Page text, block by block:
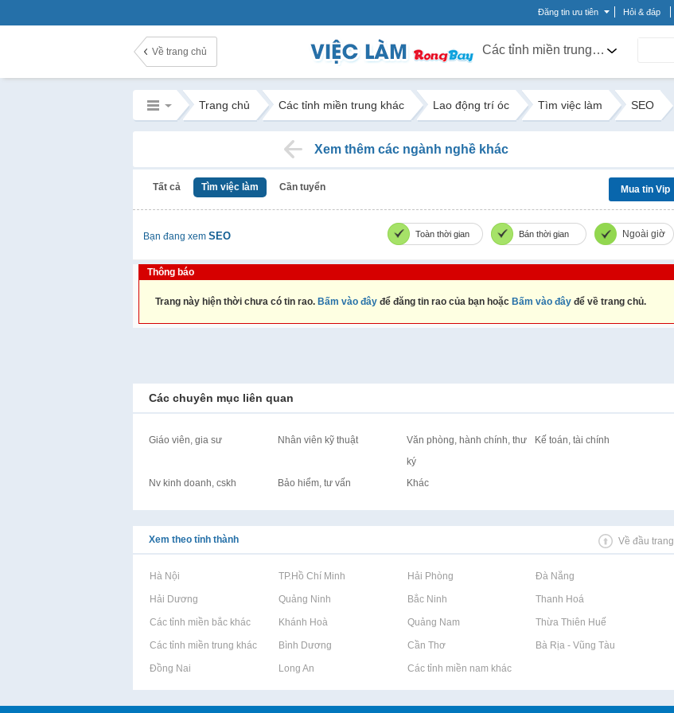
Đăng tin ưu tiên Hỏi & đáp
Về trang chủ Các tỉnh miền trung khác
Trang chủ Các tỉnh miền trung khác Lao động trí óc Tìm việc làm SEO
Xem thêm các ngành nghề khác
Tất cả Tìm việc làm Cần tuyển Mua tin Vip
Bạn đang xem SEO Toàn thời gian Bán thời gian Ngoài giờ
Thông báo
Trang này hiện thời chưa có tin rao. Bấm vào đây để đăng tin rao của bạn hoặc Bấm vào đây để về trang chủ.
Các chuyên mục liên quan
Giáo viên, gia sư Nhân viên kỹ thuật
Văn phòng, hành chính, thư
ký
Kế toán, tài chính
Nv kinh doanh, cskh Bảo hiểm, tư vấn Khác
Xem theo tỉnh thành Về đầu trang
Rao vặt tại Hà Nội Rao vặt tại TP.Hồ Chí Minh Rao vặt tại Hải Phòng Rao vặt tại Đà Nẵng
Rao vặt tại Hải Dương Rao vặt tại Quảng Ninh Rao vặt tại Bắc Ninh Rao vặt tại Thanh Hoá
Rao vặt tại Các tỉnh miền bắc khácRao vặt tại Khánh Hoà Rao vặt tại Quảng Nam Rao vặt tại Thừa Thiên Huế
Rao vặt tại Các tỉnh miền trung khácRao vặt tại Bình Dương Rao vặt tại Cần Thơ Rao vặt tại Bà Rịa - Vũng Tàu
Rao vặt tại Đồng Nai Rao vặt tại Long An Rao vặt tại Các tỉnh miền nam khác